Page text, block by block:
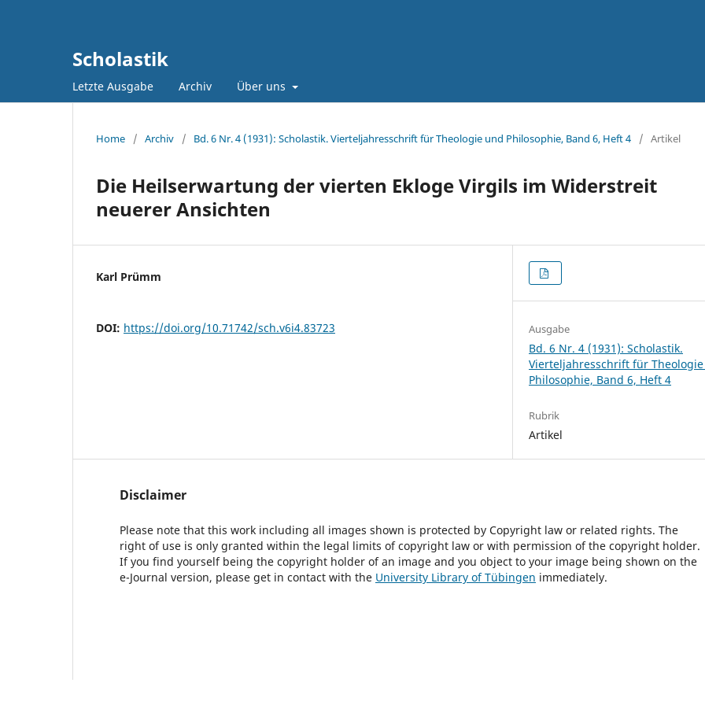
Scholastik
Letzte Ausgabe Archiv Über uns
Home / Archiv / Bd. 6 Nr. 4 (1931): Scholastik. Vierteljahresschrift für Theologie und Philosophie, Band 6, Heft 4 / Artikel
Die Heilserwartung der vierten Ekloge Virgils im Widerstreit
neuerer Ansichten
Karl Prümm
DOI: https://doi.org/10.71742/sch.v6i4.83723 Ausgabe
Bd. 6 Nr. 4 (1931): Scholastik.
Vierteljahresschrift für
Philosophie, Band 6, Heft 4
Rubrik
Artikel
Disclaimer
Please note that this work including all images shown is protected by Copyright law or related rights. The
right of use is only granted within the legal limits of copyright law or with permission of the copyright holder.
If you find yourself being the copyright holder of an image and you object to your image being shown on the
e-Journal version, please get in contact with the University Library of Tübingen immediately.